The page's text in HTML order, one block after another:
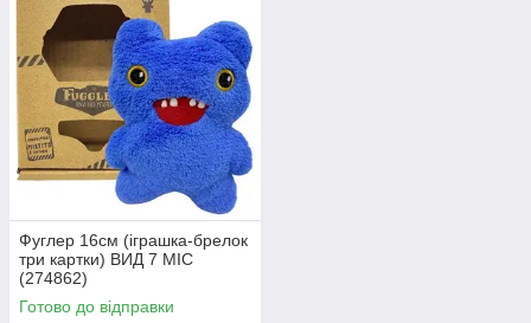
Фуглер 16см (іграшка-брелок
три картки) ВИД 7 MIC
(274862)
Готово до відправки